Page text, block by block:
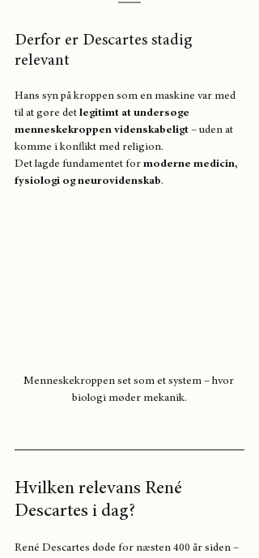
Derfor er Descartes stadig
relevant
Hans syn på kroppen som en maskine var med
til at gøre det legitimt at undersøge
menneskekroppen videnskabeligt – uden at
komme i konflikt med religion.
Det lagde fundamentet for moderne medicin,
fysiologi og neurovidenskab.
Menneskekroppen set som et system – hvor
biologi møder mekanik.
Hvilken relevans René
Descartes i dag?
René Descartes døde for næsten 400 år siden –